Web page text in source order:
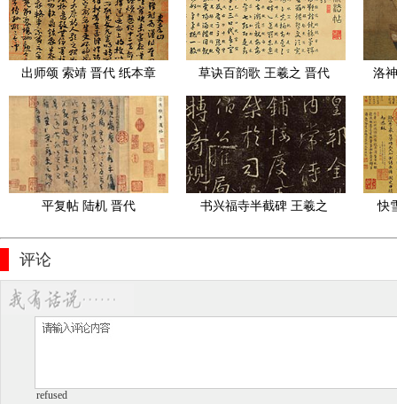
出师颂 索靖 晋代 纸本章
草书21.2x127.8cm
草诀百韵歌 王羲之 晋代
全卷
洛
平复帖 陆机 晋代
书兴福寺半截碑 王羲之
快
评论
refused